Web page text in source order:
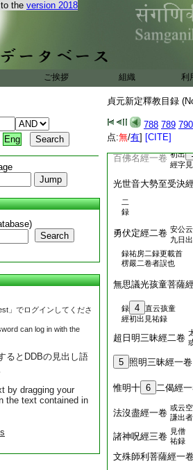
the version 2018
ご挨拶 組織 利
Eng
Search
」でログインしてくださ
can log in with the
るとDDBの見出し語
by dragging your
the text contained in
貞元新定釋教目録
788 789 790
点:無/有] [CITE]
彌勒成佛經一卷
初
二
一十七紙
温室洗浴衆僧經一
百佛名經一卷 初出
經字
光世音大勢至受決
二
録
勇伏定經二卷 安公
九日
録祐房二録更載首
楞嚴二卷者誤也
無思議光孩童菩薩
録 4
直云孩童
經初出見祐録
超日明三昧經二卷
5 照明三昧經一卷
惟明十 6 二偈經
法沒盡經一卷 或云
謙出
諸神呪經三卷 見僧
祐録
文殊師利菩薩經一